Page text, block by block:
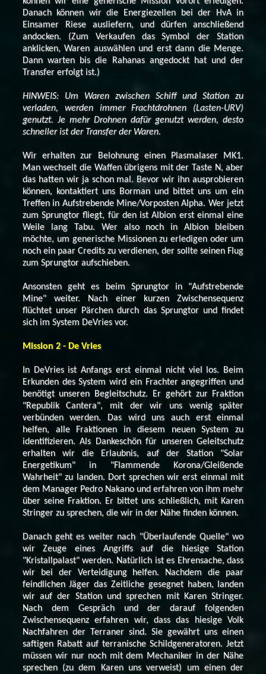
Danach können wir die Energiezellen bei der HvA in
Einsamer Riese ausliefern, und dürfen anschließend
andocken. (Zum Verkaufen das Symbol der Station
anklicken, Waren auswählen und erst dann die Menge.
Dann warten bis die Rahanas angedockt hat und der
Transfer erfolgt ist.)
HINWEIS: Um Waren zwischen Schiff und Station zu
verladen, werden immer Frachtdrohnen (Lasten-URV)
genutzt. Je mehr Drohnen dafür genutzt werden, desto
schneller ist der Transfer der Waren.
Wir erhalten zur Belohnung einen Plasmalaser MK1.
Man wechselt die Waffen übrigens mit der Taste N, aber
das hatten wir ja schon mal. Bevor wir ihn ausprobieren
können, kontaktiert uns Borman und bittet uns um ein
Treffen in Aufstrebende Mine/Vorposten Alpha. Wer jetzt
zum Sprungtor fliegt, für den ist Albion erst einmal eine
Weile lang Tabu. Wer also noch in Albion bleiben
möchte, um generische Missionen zu erledigen oder um
noch ein paar Credits zu verdienen, der sollte seinen Flug
zum Sprungtor aufschieben.
Ansonsten geht es beim Sprungtor in "Aufstrebende
Mine" weiter. Nach einer kurzen Zwischensequenz
flüchtet unser Pärchen durch das Sprungtor und findet
sich im System DeVries vor.
Mission 2 - De Vries
In DeVries ist Anfangs erst einmal nicht viel los. Beim
Erkunden des System wird ein Frachter angegriffen und
benötigt unseren Begleitschutz. Er gehört zur Fraktion
"Republik Cantera", mit der wir uns wenig später
verbünden werden. Das wird uns auch erst einmal
helfen, alle Fraktionen in diesem neuen System zu
identifizieren. Als Dankeschön für unseren Geleitschutz
erhalten wir die Erlaubnis, auf der Station "Solar
Energetikum" in "Flammende Korona/Gleißende
Wahrheit" zu landen. Dort sprechen wir erst einmal mit
dem Manager Pedro Nakano und erfahren von ihm mehr
über seine Fraktion. Er bittet uns schließlich, mit Karen
Stringer zu sprechen, die wir in der Nähe finden können.
Danach geht es weiter nach "Überlaufende Quelle" wo
wir Zeuge eines Angriffs auf die hiesige Station
"Kristallpalast" werden. Natürlich ist es Ehrensache, dass
wir bei der Verteidigung helfen. Nachdem die paar
feindlichen Jäger das Zeitliche gesegnet haben, landen
wir auf der Station und sprechen mit Karen Stringer.
Nach dem Gespräch und der darauf folgenden
Zwischensequenz erfahren wir, dass das hiesige Volk
Nachfahren der Terraner sind. Sie gewährt uns einen
saftigen Rabatt auf terranische Schildgeneratoren. Jetzt
müssen wir nur noch mit dem Mechaniker in der Nähe
sprechen (zu dem Karen uns verweist) um einen der